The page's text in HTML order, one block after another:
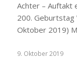
Achter – Auftakt
200. Geburtstag
Oktober 2019)
9. Oktober 2019